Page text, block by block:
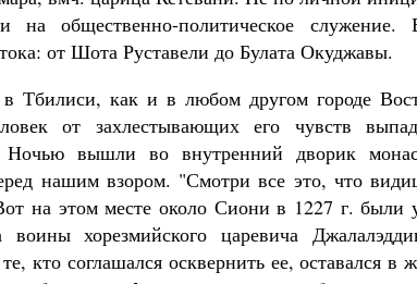
на общественно-политическое
от Шота Руставели до Булата Окуджавы.
Тбилиси, как и в любом другом городе
от захлестывающих его чувств
Ночью вышли во внутренний дворик
нашим взором. "Смотри все это, что
на этом месте около Сиони в 1227 г. были
воины хорезмийского царевича
кто соглашался осквернить ее, оставался